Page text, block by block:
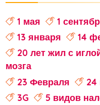
1 мая 1
13 января
14
20 лет жил с
мозга
23 Февраля
24
3G
5 видов